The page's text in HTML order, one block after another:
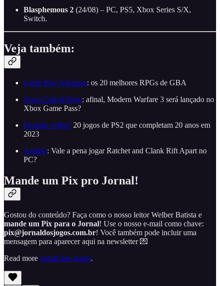
Blasphemous 2 (24/08) – PC, PS5, Xbox Series S/X,
Switch.
Veja também:
Game Boy Advance: os 20 melhores RPGs de GBA
Novo Call of Duty: afinal, Modern Warfare 3 será lançado no
Xbox Game Pass?
Ficando velho? 20 jogos de PS2 que completam 20 anos em
2023
Análise: Vale a pena jogar Ratchet and Clank Rift Apart no
PC?
Mande um Pix pro Jornal!
Gostou do conteúdo? Faça como o nosso leitor Welber Batista e
mande um Pix para o Jornal! Use o nosso e-mail como chave:
pix@jornaldosjogos.com.br! Você também pode incluir uma
mensagem para aparecer aqui na newsletter 💌
Read more Jornal dos Jogos.